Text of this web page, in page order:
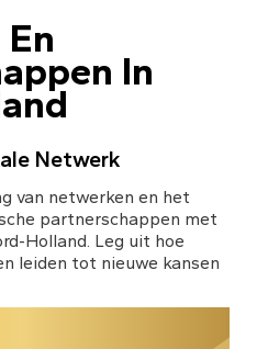
In
Netwerk
van netwerken en het
partnerschappen met
Holland. Leg uit hoe
leiden tot nieuwe kansen